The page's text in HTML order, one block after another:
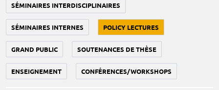
SÉMINAIRES INTERDISCIPLINAIRES
SÉMINAIRES INTERNES POLICY LECTURES
GRAND PUBLIC SOUTENANCES DE THÈSE
ENSEIGNEMENT CONFÉRENCES/WORKSHOPS